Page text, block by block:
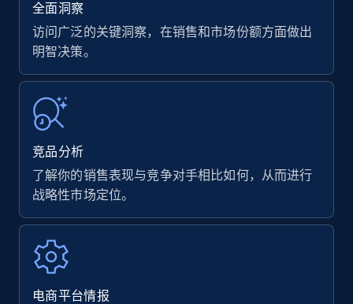
全面洞察
访问广泛的关键洞察，在销售和市场份额方面做出
明智决策。
竞品分析
了解你的销售表现与竞争对手相比如何，从而进行
战略性市场定位。
电商平台情报